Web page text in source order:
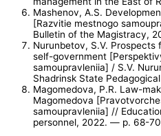
Mashenov, A.S.
[Razvitie mestnogo
Bulletin of the Magistracy,
Nurunbetov, S.V.
self-government
samoupravleniia] / S.V.
Shadrinsk State
Magomedova, P.R. Law-
Magomedova
samoupravleniia] //
personnel, 2022. — p. 68-